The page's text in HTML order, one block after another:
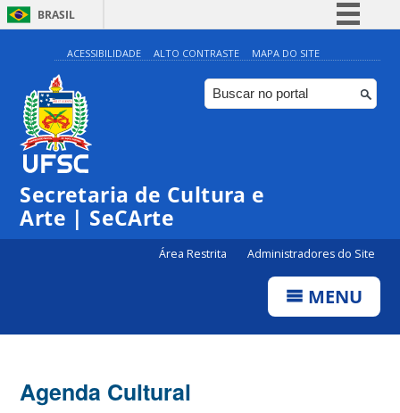
BRASIL
Simplifique!
Comunica BR
Participe
ACESSIBILIDADE ALTO CONTRASTE MAPA DO SITE
Secretaria de Cultura e
Arte | SeCArte
Área Restrita Administradores do Site
MENU
Agenda Cultural
0:00
1:00
5:00